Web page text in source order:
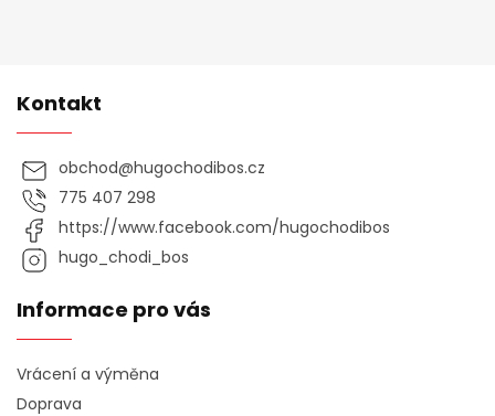
Kontakt
obchod@hugochodibos.cz
775 407 298
https://www.facebook.com/hugochodibos
hugo_chodi_bos
Informace pro vás
Vrácení a výměna
Doprava